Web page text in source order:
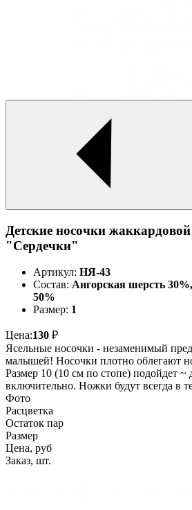
Детские носочки
"Сердечки"
Артикул: НЯ-43
Состав: Ангорская шерсть
50%
Размер: 1
Цена:130 ₽
Ясельные носочки - незаменимый
малышей! Носочки плотно облегают
Размер 10 (10 см по стопе) подойдет ~
включительно. Ножки будут всегда в
Фото
Расцветка
Остаток пар
Размер
Цена, руб
Заказ, шт.